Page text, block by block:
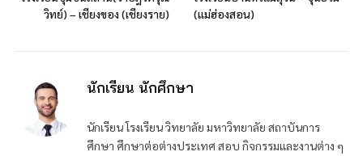
วิทย์) – เชียงของ (เชียงราย)
(แม่ฮ่องสอน)
นักเรียน นักศึกษา
นักเรียน โรงเรียน วิทยาลัย มหาวิทยาลัย สถาบันการ
ศึกษา ศึกษาต่อต่างประเทศ สอบ กิจกรรมและงานต่าง ๆ